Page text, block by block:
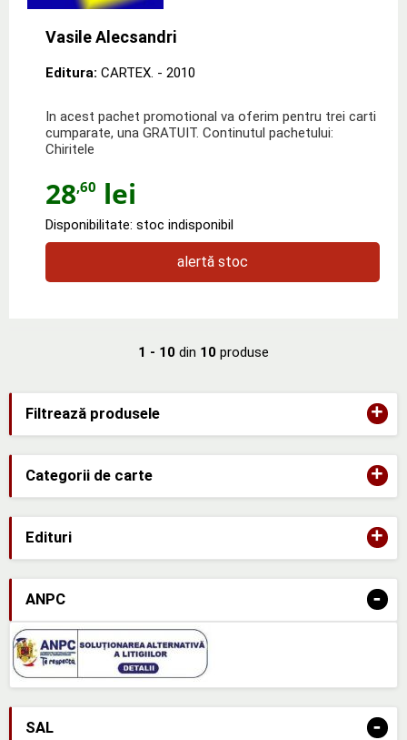
Filtrează produsele +
Categorii de carte +
Edituri +
ANPC -
SAL -
Vasile Alecsandri
Editura: CARTEX. - 2010
In acest pachet promotional va oferim pentru trei carti
cumparate, una GRATUIT. Continutul pachetului:
Chiritele
28,60 lei
Disponibilitate: stoc indisponibil
alertă stoc
1 - 10 din 10 produse